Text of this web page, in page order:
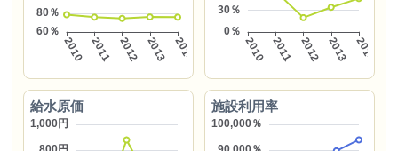
給水原価 施設利用率